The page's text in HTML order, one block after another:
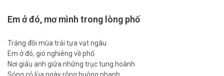
Em ở đó, mơ mình trong lòng phố
Trảng đồi mùa trải tựa vạt ngâu
Em ở đó, gió nghiêng về phố
Nơi giấu anh giữa những trục tung hoành
Sóng cỏ lùa ngày rỗng buông nhanh